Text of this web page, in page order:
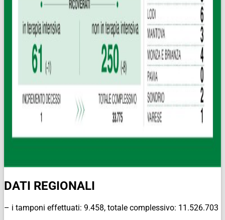
DATI REGIONALI
– i tamponi effettuati: 9.458, totale complessivo: 11.526.703